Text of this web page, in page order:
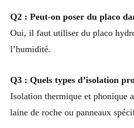
Q2 : Peut-on poser du placo
Oui, il faut utiliser du placo
l’humidité.
Q3 : Quels types d’isolation
Isolation thermique et phonique
laine de roche ou panneaux